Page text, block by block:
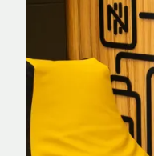
Nomad Explorer
Cartão de
em dólar